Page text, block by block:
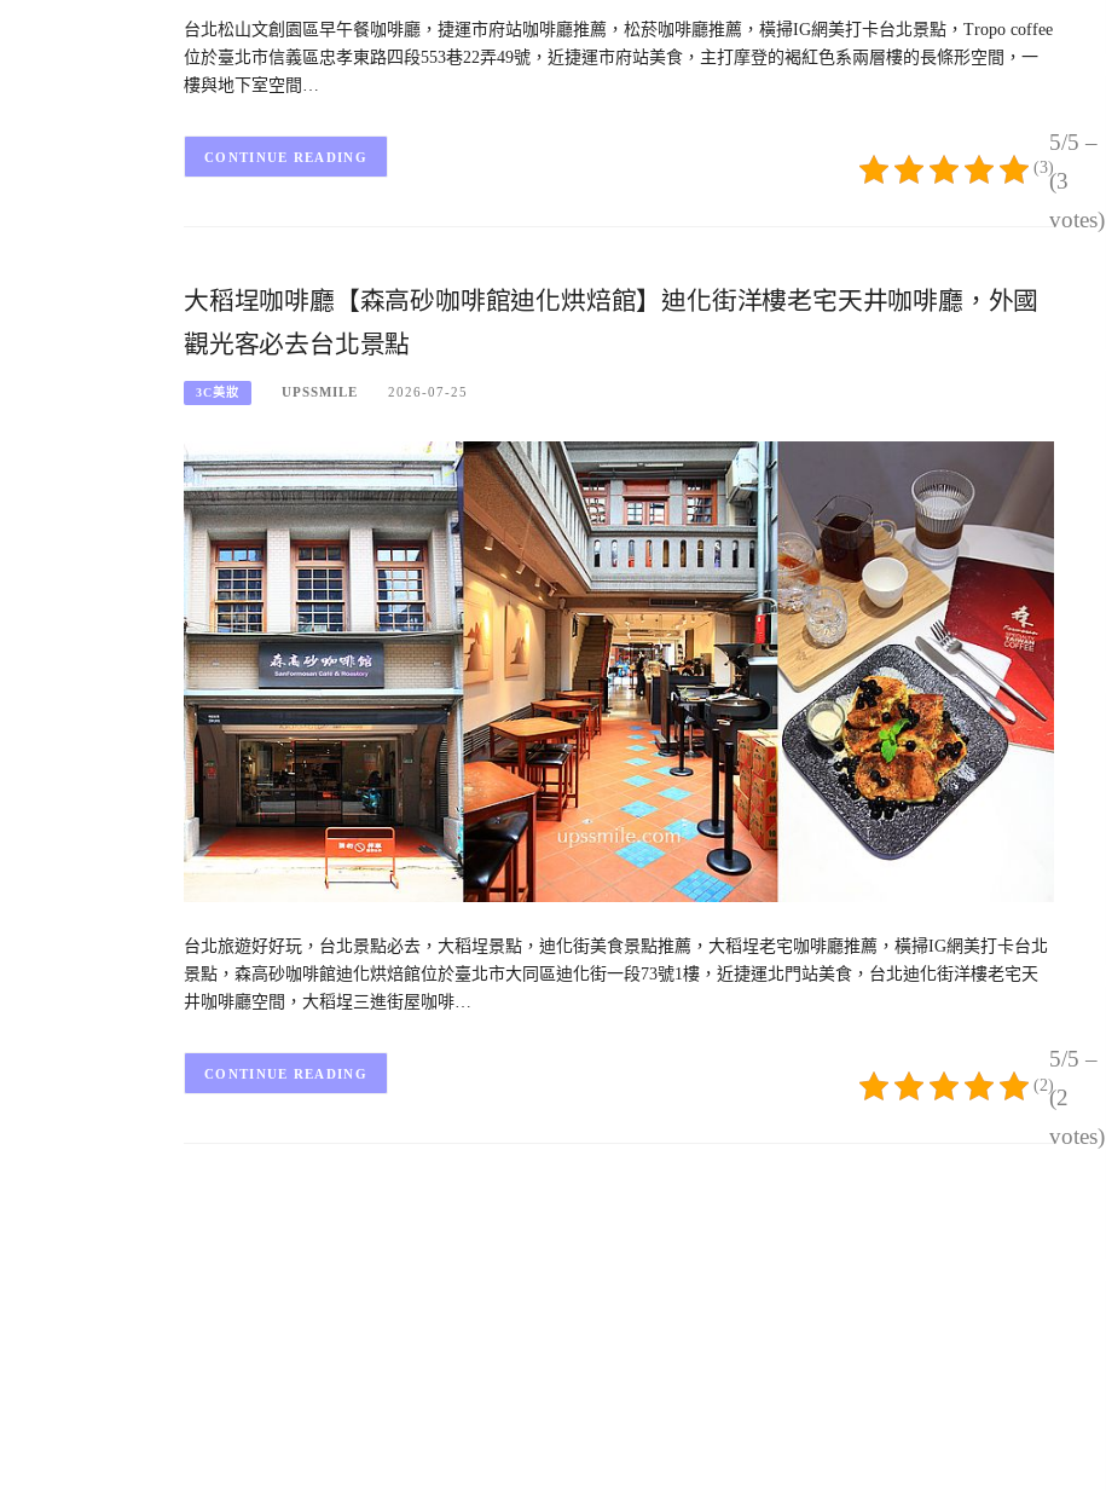
台北松山文創園區早午餐咖啡廳，捷運市府站咖啡廳推薦，松菸咖啡廳推薦，橫掃IG網美打卡台北景點，Tropo coffee
位於臺北市信義區忠孝東路四段553巷22弄49號，近捷運市府站美食，主打摩登的褐紅色系兩層樓的長條形空間，一
樓與地下室空間…
5/5 –
(3
votes)
(3)
CONTINUE READING
大稻埕咖啡廳【森高砂咖啡館迪化烘焙館】迪化街洋樓老宅天井咖啡廳，外國
觀光客必去台北景點
3C美妝 UPSSMILE 2026-07-25
台北旅遊好好玩，台北景點必去，大稻埕景點，迪化街美食景點推薦，大稻埕老宅咖啡廳推薦，橫掃IG網美打卡台北
景點，森高砂咖啡館迪化烘焙館位於臺北市大同區迪化街一段73號1樓，近捷運北門站美食，台北迪化街洋樓老宅天
井咖啡廳空間，大稻埕三進街屋咖啡…
5/5 –
(2
votes)
(2)
CONTINUE READING